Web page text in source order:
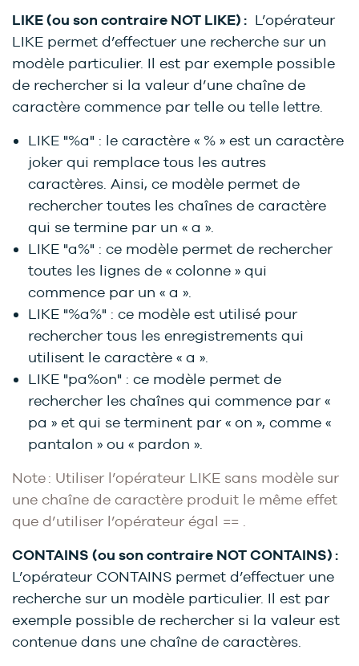
LIKE (ou son contraire NOT LIKE) : L’opérateur
LIKE permet d’effectuer une recherche sur un
modèle particulier. Il est par exemple possible
de rechercher si la valeur d’une chaîne de
caractère commence par telle ou telle lettre.
LIKE "%a" : le caractère « % » est un caractère
joker qui remplace tous les autres
caractères. Ainsi, ce modèle permet de
rechercher toutes les chaînes de caractère
qui se termine par un « a ».
LIKE "a%" : ce modèle permet de rechercher
toutes les lignes de « colonne » qui
commence par un « a ».
LIKE "%a%" : ce modèle est utilisé pour
rechercher tous les enregistrements qui
utilisent le caractère « a ».
LIKE "pa%on" : ce modèle permet de
rechercher les chaînes qui commence par «
pa » et qui se terminent par « on », comme «
pantalon » ou « pardon ».
Note : Utiliser l’opérateur LIKE sans modèle sur
une chaîne de caractère produit le même effet
que d’utiliser l’opérateur égal == .
CONTAINS (ou son contraire NOT CONTAINS) :
L’opérateur CONTAINS permet d’effectuer une
recherche sur un modèle particulier. Il est par
exemple possible de rechercher si la valeur est
contenue dans une chaîne de caractères.